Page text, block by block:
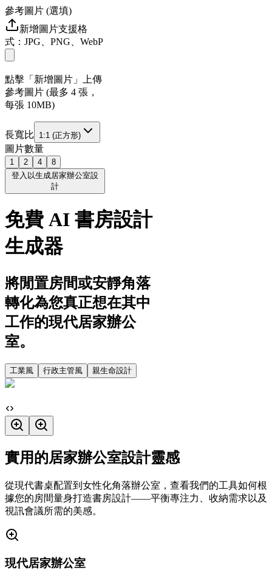
參考圖片 (選填)
新增圖片支援格
式：JPG、PNG、WebP
點擊「新增圖片」上傳
參考圖片 (最多 4 張，
每張 10MB)
長寬比 1:1 (正方形)
圖片數量
1 2 4
8
登入以生成居家辦公室設
計
免費 AI 書房設計
生成器
將閒置房間或安靜角落
轉化為您真正想在其中
工作的現代居家辦公
室。
工業風 行政主管風 親生命設計
實用的居家辦公室設計靈感
從現代書桌配置到女性化角落辦公室，查看我們的工具如何根
據您的房間量身打造書房設計——平衡專注力、收納需求以及
視訊會議所需的美感。
現代居家辦公室